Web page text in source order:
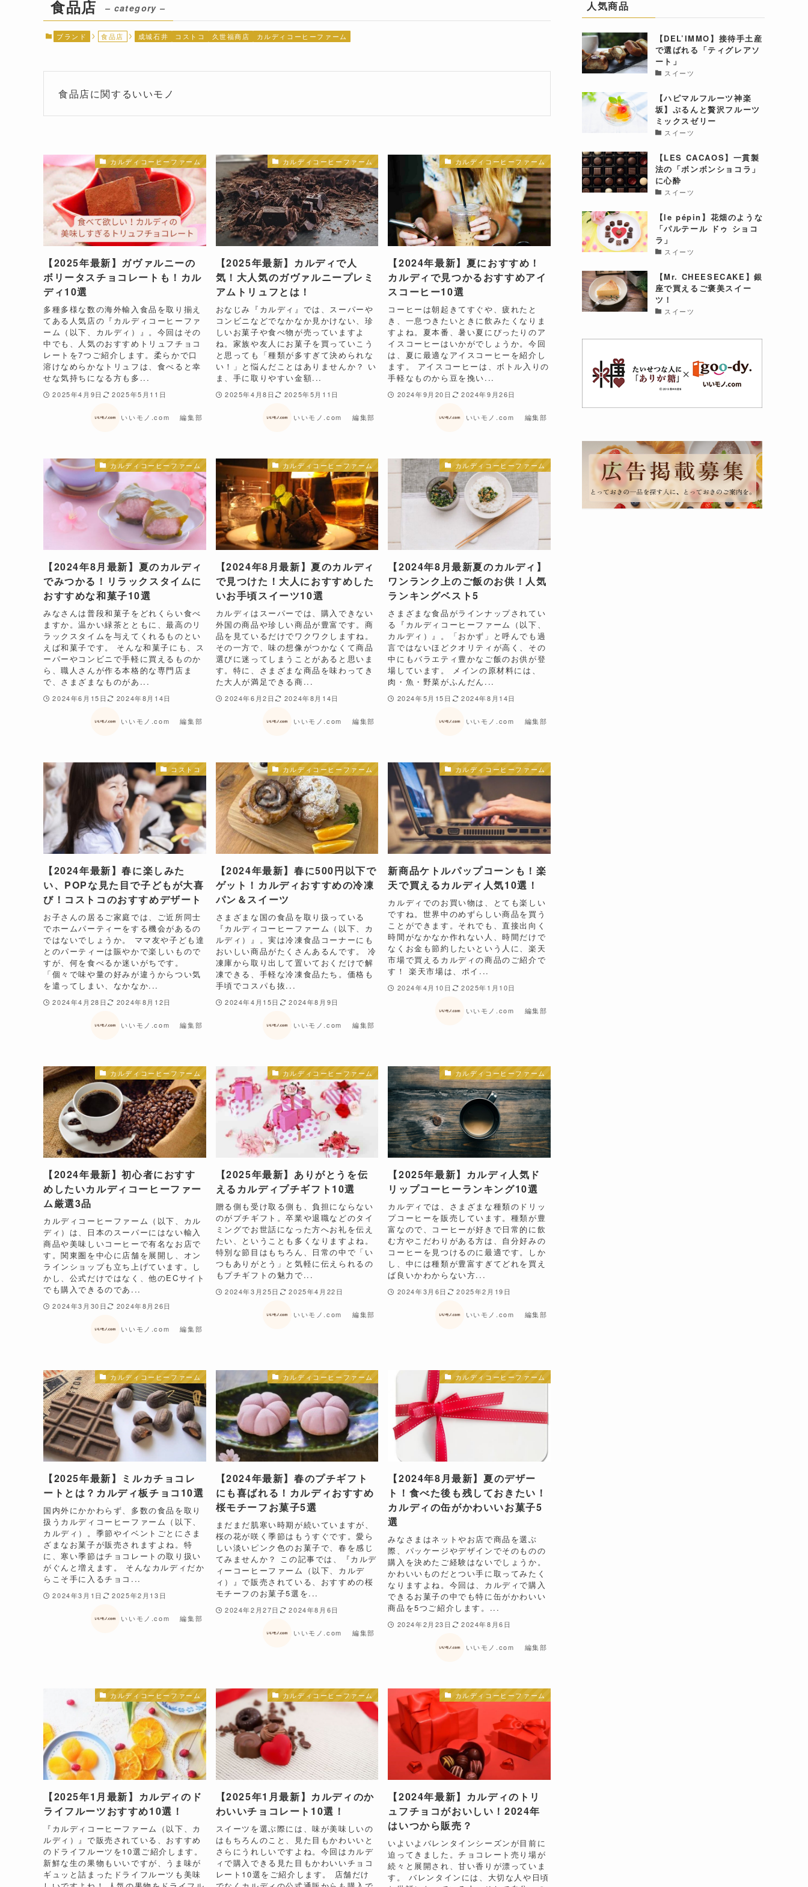
食品店 – category –
ブランド 食品店 成城石井 コストコ 久世福商店 カルディコーヒーファーム
食品店に関するいいモノ
カルディコーヒーファーム
【2025年最新】ガヴァルニーの
ボリータスチョコレートも！カル
ディ10選
多種多様な数の海外輸入食品を取り揃え
てある人気店の『カルディコーヒーファ
ーム（以下、カルディ）』。今回はその
中でも、人気のおすすめトリュフチョコ
レートを7つご紹介します。柔らかで口
溶けなめらかなトリュフは、食べると幸
せな気持ちになる方も多...
2025年4月9日 2025年5月11日
いいモノ.com 編集部
カルディコーヒーファーム
【2025年最新】カルディで人
気！大人気のガヴァルニープレミ
アムトリュフとは！
おなじみ『カルディ』では、スーパーや
コンビニなどでなかなか見かけない、珍
しいお菓子や食べ物が売っていますよ
ね。家族や友人にお菓子を買っていこう
と思っても「種類が多すぎて決められな
い！」と悩んだことはありませんか？ い
ま、手に取りやすい金額...
2025年4月8日 2025年5月11日
いいモノ.com 編集部
カルディコーヒーファーム
【2024年最新】夏におすすめ！
カルディで見つかるおすすめアイ
スコーヒー10選
コーヒーは朝起きてすぐや、疲れたと
き、一息つきたいときに飲みたくなりま
すよね。夏本番、暑い夏にぴったりのア
イスコーヒーはいかがでしょうか。今回
は、夏に最適なアイスコーヒーを紹介し
ます。 アイスコーヒーは、ボトル入りの
手軽なものから豆を挽い...
2024年9月20日 2024年9月26日
いいモノ.com 編集部
カルディコーヒーファーム
【2024年8月最新】夏のカルディ
でみつかる！リラックスタイムに
おすすめな和菓子10選
みなさんは普段和菓子をどれくらい食べ
ますか。温かい緑茶とともに、最高のリ
ラックスタイムを与えてくれるものとい
えば和菓子です。 そんな和菓子にも、ス
ーパーやコンビニで手軽に買えるものか
ら、職人さんが作る本格的な専門店ま
で、さまざまなものがあ...
2024年6月15日 2024年8月14日
いいモノ.com 編集部
カルディコーヒーファーム
【2024年8月最新】夏のカルディ
で見つけた！大人におすすめした
いお手頃スイーツ10選
カルディはスーパーでは、購入できない
外国の商品や珍しい商品が豊富です。商
品を見ているだけでワクワクしますね。
その一方で、味の想像がつかなくて商品
選びに迷ってしまうことがあると思いま
す。特に、さまざまな商品を味わってき
た大人が満足できる商...
2024年6月2日 2024年8月14日
いいモノ.com 編集部
カルディコーヒーファーム
【2024年8月最新夏のカルディ】
ワンランク上のご飯のお供！人気
ランキングベスト5
さまざまな食品がラインナップされてい
る『カルディコーヒーファーム（以下、
カルディ）』。「おかず」と呼んでも過
言ではないほどクオリティが高く、その
中にもバラエティ豊かなご飯のお供が登
場しています。 メインの原材料には、
肉・魚・野菜がふんだん...
2024年5月15日 2024年8月14日
いいモノ.com 編集部
コストコ
【2024年最新】春に楽しみた
い、POPな見た目で子どもが大喜
び！コストコのおすすめデザート
お子さんの居るご家庭では、ご近所同士
でホームパーティーをする機会があるの
ではないでしょうか。 ママ友や子ども達
とのパーティーは賑やかで楽しいもので
すが、何を食べるか迷いがちです。
「個々で味や量の好みが違うからつい気
を遣ってしまい、なかなか...
2024年4月28日 2024年8月12日
いいモノ.com 編集部
カルディコーヒーファーム
【2024年最新】​春に500円以下で
ゲット！カルディおすすめの冷凍
パン＆スイーツ
​​さまざまな国の食品を取り扱っている
『カルディコーヒーファーム（以下、カ
ルディ）』。実は冷凍食品コーナーにも
おいしい商品がたくさんあるんです。​ ​​冷
凍庫から取り出して置いておくだけで解
凍できる、手軽な冷凍食品たち。価格も
手頃でコスパも抜...
2024年4月15日 2024年8月9日
いいモノ.com 編集部
カルディコーヒーファーム
新商品ケトルパップコーンも！楽
天で買えるカルディ人気10選！
カルディでのお買い物は、とても楽しい
ですね。世界中のめずらしい商品を買う
ことができます。それでも、直接出向く
時間がなかなか作れない人、時間だけで
なくお金も節約したいという人に、楽天
市場で買えるカルディの商品のご紹介で
す！ 楽天市場は、ポイ...
2024年4月10日 2025年1月10日
いいモノ.com 編集部
カルディコーヒーファーム
【2024年最新】初心者におすす
めしたいカルディコーヒーファー
ム厳選3品
カルディコーヒーファーム（以下、カル
ディ）は、日本のスーパーにはない輸入
商品や美味しいコーヒーで有名なお店で
す。関東圏を中心に店舗を展開し、オン
ラインショップも立ち上げています。し
かし、公式だけではなく、他のECサイト
でも購入できるのであ...
2024年3月30日 2024年8月26日
いいモノ.com 編集部
カルディコーヒーファーム
【2025年最新】ありがとうを伝
えるカルディプチギフト10選
贈る側も受け取る側も、負担にならない
のがプチギフト。卒業や退職などのタイ
ミングでお世話になった方へお礼を伝え
たい、ということも多くなりますよね。
特別な節目はもちろん、日常の中で「い
つもありがとう」と気軽に伝えられるの
もプチギフトの魅力で...
2024年3月25日 2025年4月22日
いいモノ.com 編集部
カルディコーヒーファーム
【2025年最新】カルディ人気ド
リップコーヒーランキング10選
カルディでは、さまざまな種類のドリッ
プコーヒーを販売しています。種類が豊
富なので、コーヒーが好きで日常的に飲
む方やこだわりがある方は、自分好みの
コーヒーを見つけるのに最適です。しか
し、中には種類が豊富すぎてどれを買え
ば良いかわからない方...
2024年3月6日 2025年2月19日
いいモノ.com 編集部
カルディコーヒーファーム
​​​​【2025年最新】ミルカチョコレ
ートとは？カルディ板チョコ10選
国内外にかかわらず、多数の食品を取り
扱うカルディコーヒーファーム（以下、
カルディ）。季節やイベントごとにさま
ざまなお菓子が販売されますよね。特
に、寒い季節はチョコレートの取り扱い
がぐんと増えます。​ そんなカルディだか
らこそ手に入るチョコ...
2024年3月1日 2025年2月13日
いいモノ.com 編集部
カルディコーヒーファーム
【2024年最新】春のプチギフト
にも喜ばれる！カルディおすすめ
桜モチーフお菓子5選
まだまだ肌寒い時期が続いていますが、
桜の花が咲く季節はもうすぐです。愛ら
しい淡いピンク色のお菓子で、春を感じ
てみませんか？ この記事では、『カルデ
ィーコーヒーファーム（以下、カルデ
ィ）』で販売されている、おすすめの桜
モチーフのお菓子5選を...
2024年2月27日 2024年8月6日
いいモノ.com 編集部
カルディコーヒーファーム
【2024年8月最新】夏のデザー
ト！食べた後も残しておきたい！
カルディの缶がかわいいお菓子5
選
みなさまはネットやお店で商品を選ぶ
際、パッケージやデザインでそのものの
購入を決めたご経験はないでしょうか。
かわいいものだとつい手に取ってみたく
なりますよね。今回は、カルディで購入
できるお菓子の中でも特に缶がかわいい
商品を5つご紹介します。...
2024年2月23日 2024年8月6日
いいモノ.com 編集部
カルディコーヒーファーム
【2025年1月最新】カルディのド
ライフルーツおすすめ10選！
『カルディコーヒーファーム（以下、カ
ルディ）』で販売されている、おすすめ
のドライフルーツを10選ご紹介します。
新鮮な生の果物もいいですが、うま味が
ギュッと詰まったドライフルーツも美味
カルディコーヒーファーム
【2025年1月最新】カルディのか
わいいチョコレート10選！
スイーツを選ぶ際には、味が美味しいの
はもちろんのこと、見た目もかわいいと
さらにうれしいですよね。今回はカルデ
ィで購入できる見た目もかわいいチョコ
レート10選をご紹介します。 店舗だけ
カルディコーヒーファーム
【2024年最新】カルディのトリ
ュフチョコがおいしい！2024年
はいつから販売？
いよいよバレンタインシーズンが目前に
迫ってきました。チョコレート売り場が
続々と展開され、甘い香りが漂っていま
す。 バレンタインには、大切な人や日頃
人気商品
【DEL’IMMO】接待手土産
で選ばれる「ティグレアソ
ート」
スイーツ
【ハピマルフルーツ神楽
坂】ぷるんと贅沢フルーツ
ミックスゼリー
スイーツ
【LES CACAOS】一貫製
法の「ボンボンショコラ」
に心酔
スイーツ
【le pépin】花畑のような
「パルテール ドゥ ショコ
ラ」
スイーツ
【Mr. CHEESECAKE】銀
座で買えるご褒美スイー
ツ！
スイーツ